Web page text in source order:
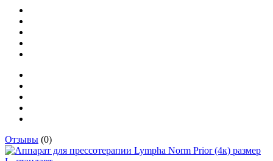
Отзывы (0)